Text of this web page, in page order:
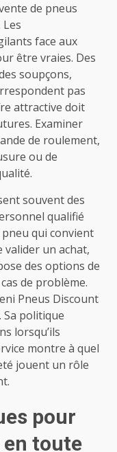
de pneus
face aux
être vraies. Des
soupçons,
pas
attractive doit
Examiner
de roulement,
ou de
souvent des
qualifié
qui convient
valider un achat,
des options de
de problème.
Pneus Discount
politique
lorsqu’ils
montre à quel
jouent un rôle
pour
en toute